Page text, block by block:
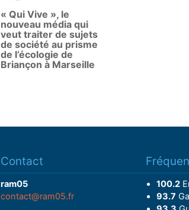
« Qui Vive », le
nouveau média qui
veut traiter de sujets
de société au prisme
de l’écologie de
Briançon à Marseille
Contact
ram05
contact@ram05.fr
100.2
93.7